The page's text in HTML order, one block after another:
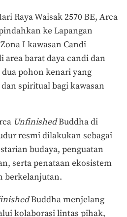
Raya Waisak 2570 BE, Arca
ke Lapangan
I kawasan Candi
area barat daya candi dan
pohon kenari yang
spiritual bagi kawasan
UnfinishedBuddha di
resmi dilakukan sebagai
budaya, penguatan
serta penataan ekosistem
berkelanjutan.
Buddha menjelang
kolaborasi lintas pihak,